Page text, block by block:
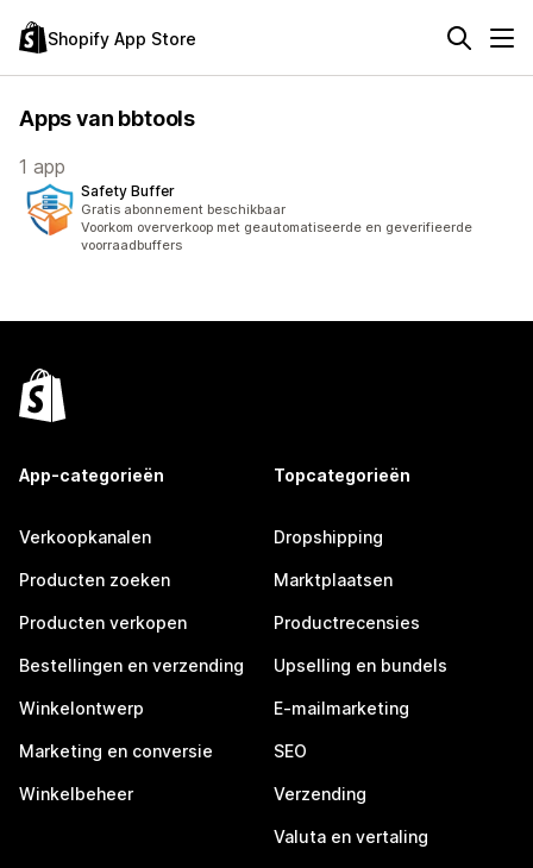
Shopify App Store
Apps van bbtools
1 app
Safety Buffer
Gratis abonnement beschikbaar
Voorkom oververkoop met geautomatiseerde en geverifieerde
voorraadbuffers
App-categorieën
Verkoopkanalen
Producten zoeken
Producten verkopen
Bestellingen en verzending
Winkelontwerp
Marketing en conversie
Winkelbeheer
Topcategorieën
Dropshipping
Marktplaatsen
Productrecensies
Upselling en bundels
E-mailmarketing
SEO
Verzending
Valuta en vertaling